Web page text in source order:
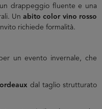
drappeggio fluente e una
Unabito color vino rosso
richiede formalità.
un evento invernale, che
dal taglio strutturato